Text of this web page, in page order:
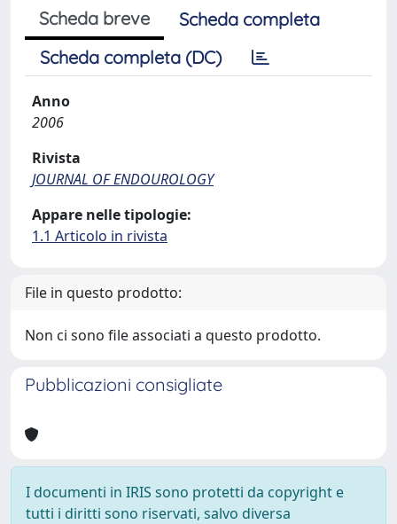
Scheda breve
Scheda completa
Scheda completa (DC)
Anno
2006
Rivista
JOURNAL OF ENDOUROLOGY
Appare nelle tipologie:
1.1 Articolo in rivista
File in questo prodotto:
Non ci sono file associati a questo prodotto.
Pubblicazioni consigliate
I documenti in IRIS sono protetti da copyright e
tutti i diritti sono riservati, salvo diversa